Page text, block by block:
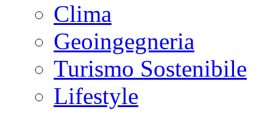
Clima
Geoingegneria
Turismo Sostenibile
Lifestyle